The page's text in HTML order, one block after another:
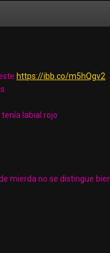
https://ibb.co/m5hQgv2
labial rojo
mierda no se distingue